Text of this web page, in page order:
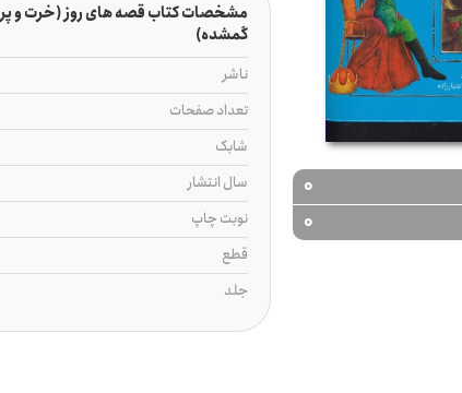
0
0
مشخصات کتاب قصه های روز (خرت و
گمشده)
ناشر
تعداد صفحات
شابک
سال انتشار
نوبت چاپ
قطع
جلد